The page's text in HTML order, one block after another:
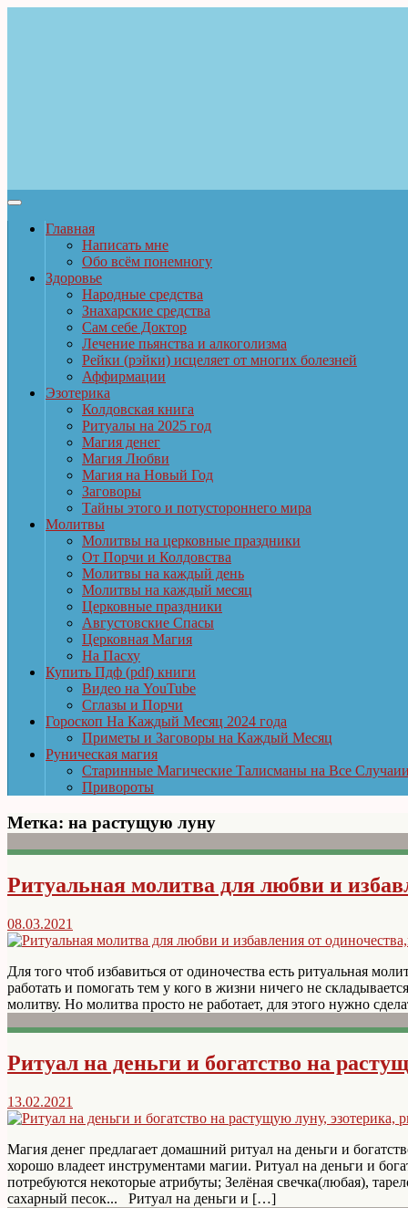
Главная
Написать мне
Обо всём понемногу
Здоровье
Народные средства
Знахарские средства
Сам себе Доктор
Лечение пьянства и алкоголизма
Рейки (рэйки) исцеляет от многих болезней
Аффирмации
Эзотерика
Колдовская книга
Ритуалы на 2025 год
Магия денег
Магия Любви
Магия на Новый Год
Заговоры
Тайны этого и потустороннего мира
Молитвы
Молитвы на церковные праздники
От Порчи и Колдовства
Молитвы на каждый день
Молитвы на каждый месяц
Церковные праздники
Августовские Спасы
Церковная Магия
На Пасху
Купить Пдф (pdf) книги
Видео на YouTube
Сглазы и Порчи
Гороскоп На Каждый Месяц 2024 года
Приметы и Заговоры на Каждый Месяц
Руническая магия
Старинные Магические Талисманы на Все
Привороты
Метка: на растущую луну
Ритуальная молитва для любви и
08.03.2021
Для того чтоб избавиться от одиночества есть ритуальная
работать и помогать тем у кого в жизни ничего не
молитву. Но молитва просто не работает, для этого нужно
Ритуал на деньги и богатство на
13.02.2021
Магия денег предлагает домашний ритуал на деньги и
хорошо владеет инструментами магии. Ритуал на деньги и
потребуются некоторые атрибуты; Зелёная свечка(любая),
сахарный песок... Ритуал на деньги и […]